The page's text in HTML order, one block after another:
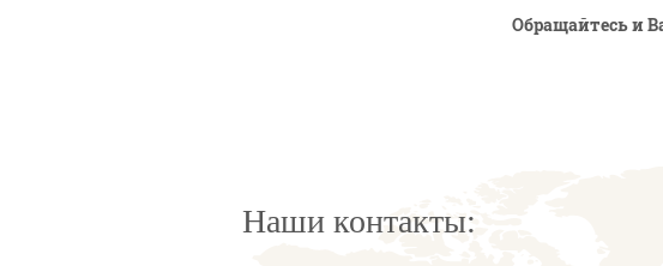
Обращайтесь и
Наши контакты: